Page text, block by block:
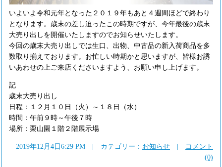
いよいよ令和元年となった２０１９年もあと４週間ほどで終わり
となります。歳末の差し迫ったこの時期ですが、今年最後の歳末
大売り出しを開催いたしますのでお知らせいたします。
今回の歳末大売り出しでは生口、出物、中古品の新入荷商品を多
数取り揃えております。お忙しい時期かと思いますが、皆様お誘
いあわせの上ご来店くださいますよう、お願い申し上げます。
記
歳末大売り出し
日程：１２月１０日（火）～１８日（水）
時間：午前９時～午後７時
場所：栗山園１階２階展示場
2019年12月4日6:29 PM | カテゴリー： お知らせ
コメント
(0)